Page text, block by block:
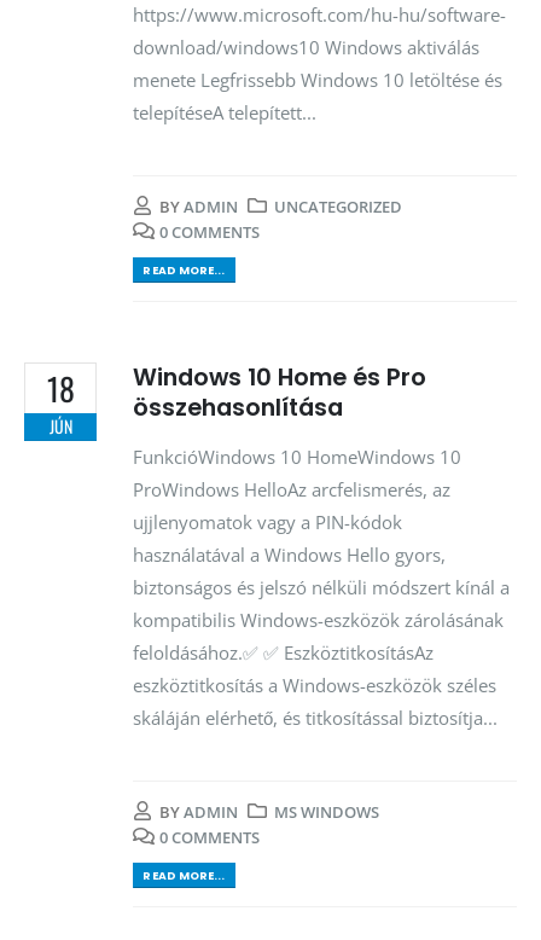
https://www.microsoft.com/hu-hu/software-
download/windows10 Windows aktiválás
menete Legfrissebb Windows 10 letöltése és
telepítéseA telepített...
BYADMIN
UNCATEGORIZED
0 COMMENTS
READ MORE...
18
JÚN
Windows 10 Home és Pro
összehasonlítása
FunkcióWindows 10 HomeWindows 10
ProWindows HelloAz arcfelismerés, az
ujjlenyomatok vagy a PIN-kódok
használatával a Windows Hello gyors,
biztonságos és jelszó nélküli módszert kínál a
kompatibilis Windows-eszközök zárolásának
feloldásához.✅ ✅ EszköztitkosításAz
eszköztitkosítás a Windows-eszközök széles
skáláján elérhető, és titkosítással biztosítja...
BYADMIN
MS WINDOWS
0 COMMENTS
READ MORE...